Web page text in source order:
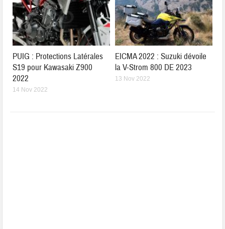
PUIG : Protections Latérales
S19 pour Kawasaki Z900
2022
14 Nov 2022
EICMA 2022 : Suzuki dévoile
la V-Strom 800 DE 2023
13 Nov 2022